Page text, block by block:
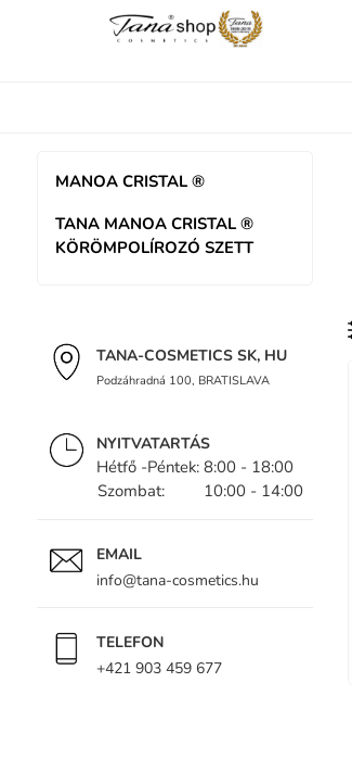
MANOA CRISTAL ®
TANA MANOA CRISTAL ®
KÖRÖMPOLÍROZÓ SZETT
TANA-COSMETICS SK, HU
Podzáhradná 100, BRATISLAVA
NYITVATARTÁS
Hétfő -Péntek: 8:00 - 18:00
Szombat: 10:00 - 14:00
EMAIL
info@tana-cosmetics.hu
TELEFON
+421 903 459 677